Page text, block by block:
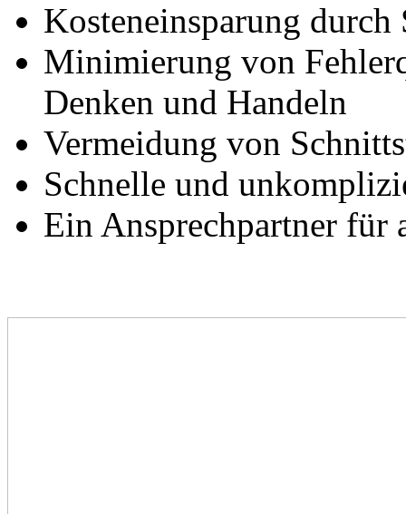
Kosteneinsparung durch
Minimierung von
Denken und Handeln
Vermeidung von
Schnelle und
Ein Ansprechpartner für